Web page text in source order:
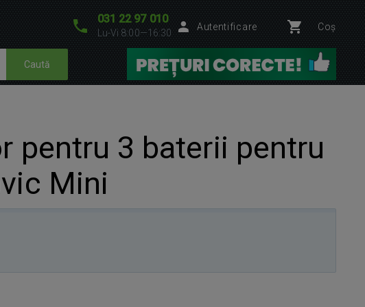
031 22 97 010
Lu-Vi 8:00—16:30
Autentificare Coș
Caută
pentru 3 baterii pentru
Mini